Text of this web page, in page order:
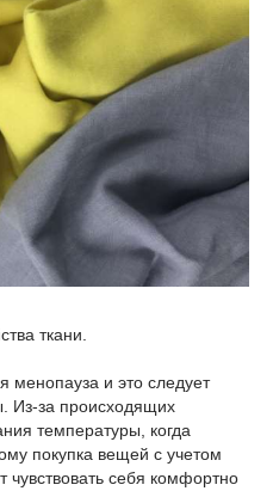
ткани.
менопауза и это следует
Из-за происходящих
температуры, когда
покупка вещей с учетом
чувствовать себя комфортно